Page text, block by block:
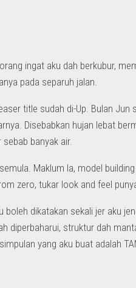
ingat aku dah berkubur,
pada separuh jalan.
title sudah di-Up. Bulan Jun
Disebabkan hujan lebat
banyak air.
Maklum la, model
zero, tukar look and feel
dikatakan sekali jer aku
diperbaharui, struktur dah
yang aku buat adalah